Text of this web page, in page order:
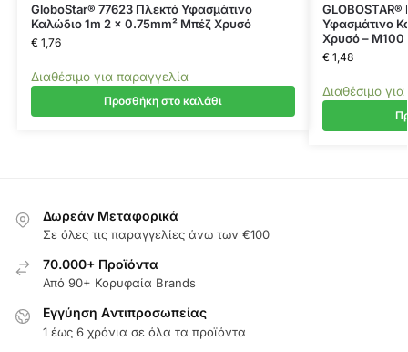
GloboStar® 77623 Πλεκτό Υφασμάτινο
Καλώδιο 1m 2 x 0.75mm² Μπέζ Χρυσό
€1,76
Διαθέσιμο για παραγγελία
Προσθήκη στο καλάθι
GLOBOSTAR®
Υφασμάτινο
Χρυσό –
€1,48
Διαθέσιμο
Δωρεάν Μεταφορικά
Σε όλες τις παραγγελίες άνω των €100
70.000+ Προϊόντα
Από 90+ Κορυφαία Brands
Εγγύηση Aντιπροσωπείας
1 έως 6 χρόνια σε όλα τα προϊόντα